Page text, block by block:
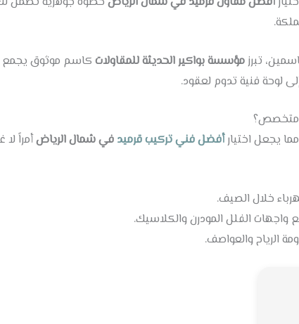
تبرزمؤسسة بواكير الحديثة للمقاولاتكاسم موثوق يجمع
لوحة فنية تدوم لعقود.
متخصص؟
يجعل اختيارأفضل فني تركيب قرميد في شمال الرياضأمراً
خلال الصيف.
واجهات الفلل المودرن والكلاسيك.
الرياح والعواصف.